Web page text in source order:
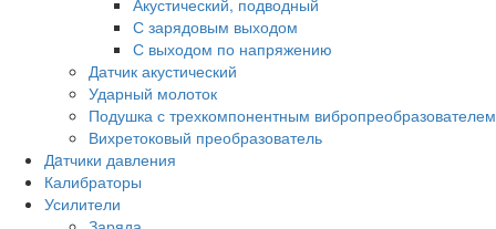
С зарядовым выходом
С выходом по напряжению
Датчик акустический
Ударный молоток
Подушка с трехкомпонентным вибропреобразователем
Вихретоковый преобразователь
Дaтчики давления
Калибраторы
Усилители